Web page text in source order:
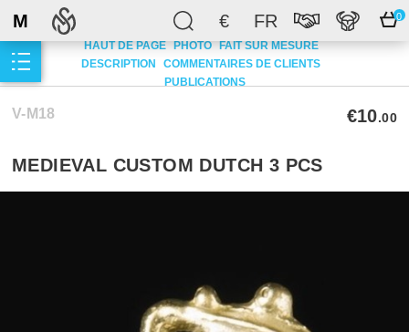
€ FR 0
M
HAUT DE PAGE PHOTO FAIT SUR MESURE
DESCRIPTION
COMMENTAIRES DE CLIENTS
PUBLICATIONS
V-M18 €10.00
MEDIEVAL CUSTOM DUTCH 3 PCS